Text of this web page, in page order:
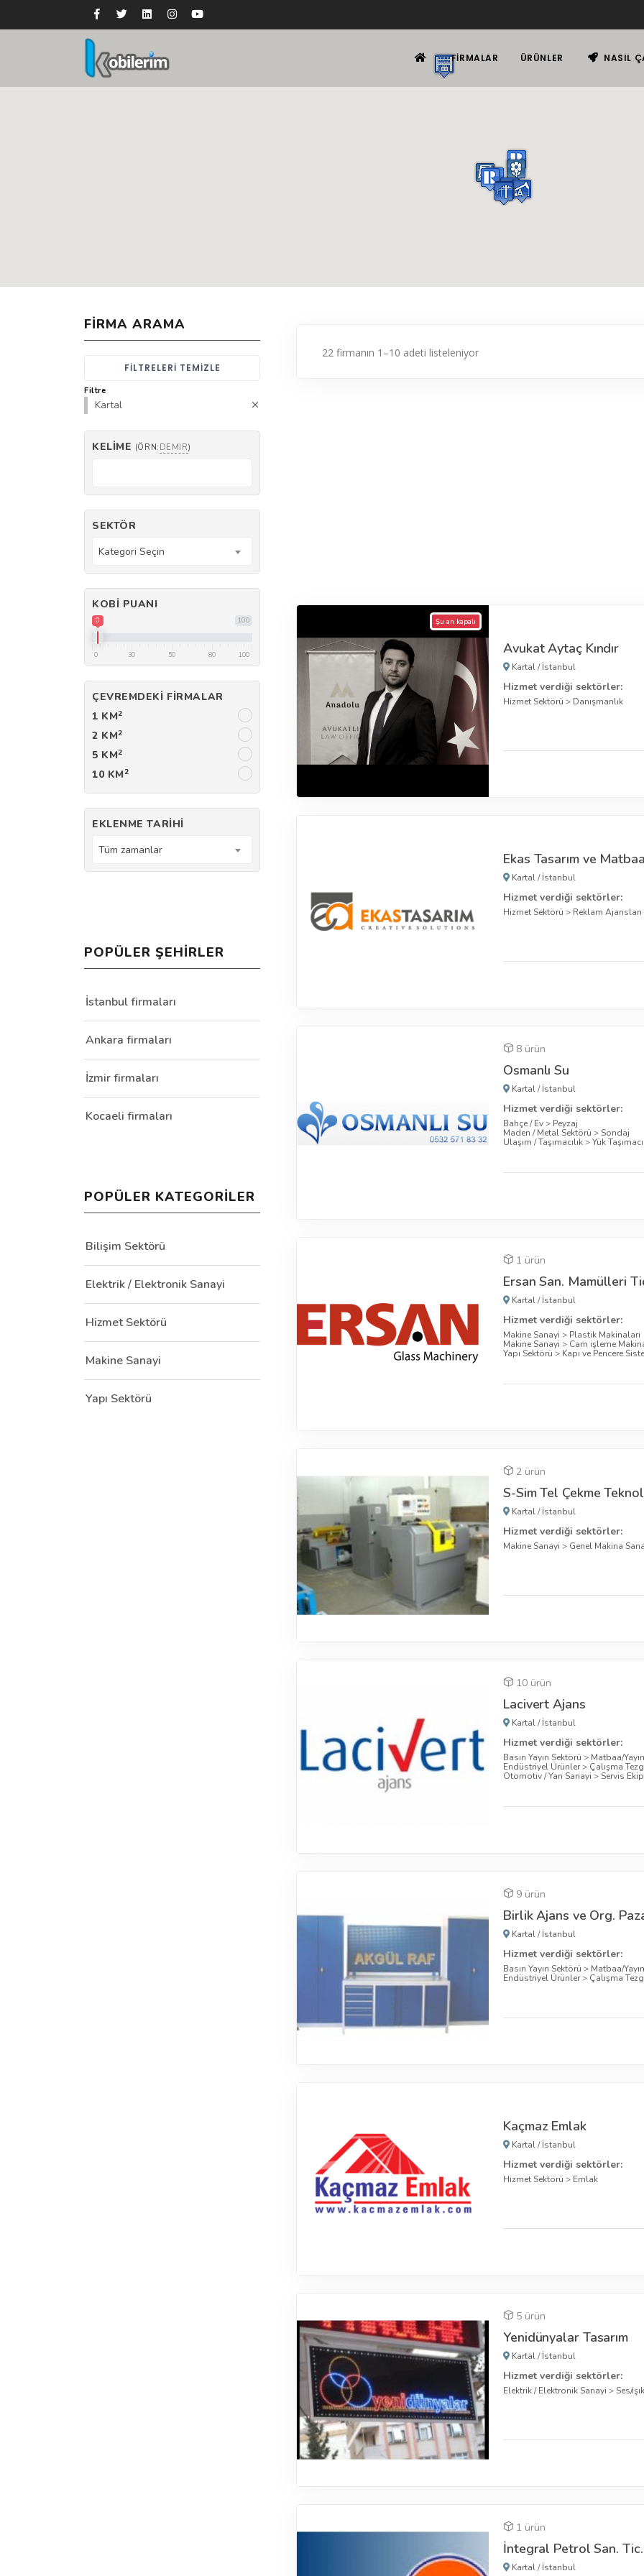
FIRMALAR ÜRÜNLER NASIL
22 firmanın 1–10 adeti listeleniyor
Şu an kapalı
Avukat Aytaç Kındır
Kartal/İstanbul
Hizmet verdiği sektörler:
Hizmet Sektörü > Danışmanlık
Ekas Tasarım ve Matbaa
Kartal/İstanbul
Hizmet verdiği sektörler:
Hizmet Sektörü > Reklam Ajansları
8 ürün
Osmanlı Su
Kartal/İstanbul
Hizmet verdiği sektörler:
Bahçe / Ev> Peyzaj
Maden / Metal Sektörü > Sondaj
Ulaşım / Taşımacılık>Yük
1 ürün
Ersan San. Mamülleri
Kartal/İstanbul
Hizmet verdiği sektörler:
Makine Sanayi > Plastik Makinaları
Makine Sanayi > Cam işleme
Yapı Sektörü > Kapı ve Pencere
2 ürün
S-Sim Tel Çekme
Kartal/İstanbul
Hizmet verdiği sektörler:
Makine Sanayi > Genel Makina
10 ürün
Lacivert Ajans
Kartal/İstanbul
Hizmet verdiği sektörler:
Basın Yayın Sektörü > Matbaa/Yayın
Endüstriyel Ürünler> Çalışma
Otomotiv / Yan Sanayi > Servis
9 ürün
Birlik Ajans ve Org.
Kartal/İstanbul
Hizmet verdiği sektörler:
Basın Yayın Sektörü > Matbaa/Yayın
Endüstriyel Ürünler> Çalışma
Kaçmaz Emlak
Kartal/İstanbul
Hizmet verdiği sektörler:
Hizmet Sektörü > Emlak
5 ürün
Yenidünyalar Tasarım
Kartal/İstanbul
Hizmet verdiği sektörler:
Elektrik / Elektronik Sanayi > Ses/
1 ürün
İntegral Petrol San.
Kartal/İstanbul
FIRMA ARAMA
FILTRELERI TEMIZLE
Filtre
Kartal
KELIME (ÖRN: DEMIR)
SEKTÖR
Kategori Seçin
KOBI PUANI
100
0
0 30 50 80 100
ÇEVREMDEKI FIRMALAR
1 KM2
2 KM2
5 KM2
10 KM2
EKLENME TARIHI
Tüm zamanlar
POPÜLER ŞEHIRLER
İstanbul firmaları
Ankara firmaları
İzmir firmaları
Kocaeli firmaları
POPÜLER KATEGORILER
Bilişim Sektörü
Elektrik / Elektronik Sanayi
Hizmet Sektörü
Makine Sanayi
Yapı Sektörü